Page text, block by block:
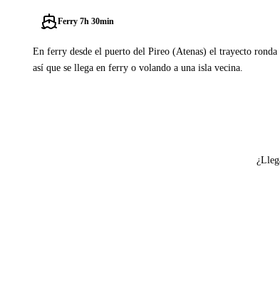
Ferry 7h 30min
En ferry desde el puerto del Pireo (Atenas) el trayecto
así que se llega en ferry o volando a una isla vecina.